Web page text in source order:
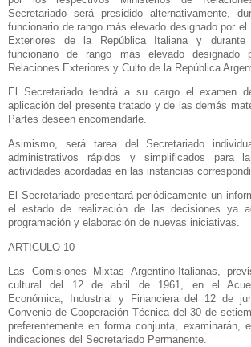
Secretariado será presidido alternativamente,
funcionario de rango más elevado designado por
Exteriores de
la República Italiana y durante
funcionario de rango más elevado
Relaciones Exteriores y Culto de la República
El Secretariado tendrá a su cargo el examen
aplicación del presente tratado y de las demás
Partes deseen encomendarle.
Asimismo, será tarea del Secretariado
administrativos rápidos y simplificados para
actividades acordadas en las instancias
El Secretariado presentará periódicamente un
el estado de realización de las decisiones ya
programación y elaboración de nuevas iniciativas.
ARTICULO 10
Las Comisiones Mixtas Argentino-Italianas,
cultural del 12 de abril de 1961, en el
Económica, Industrial y Financiera del 12 de
Convenio de Cooperación Técnica del 30 de
preferentemente en forma conjunta, examinarán,
indicaciones del Secretariado Permanente.